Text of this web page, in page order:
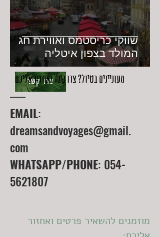
שווקי כריסטמס ואווירת חג
המולד בצפון איטליה
צרו קשר
מעוניינים בטיול? צרו קשר ואחזור אליכם
EMAIL:
dreamsandvoyages@gmail.
com
WHATSAPP/PHONE: 054-
5621807
מוזמנים להשאיר פרטים ואחזור